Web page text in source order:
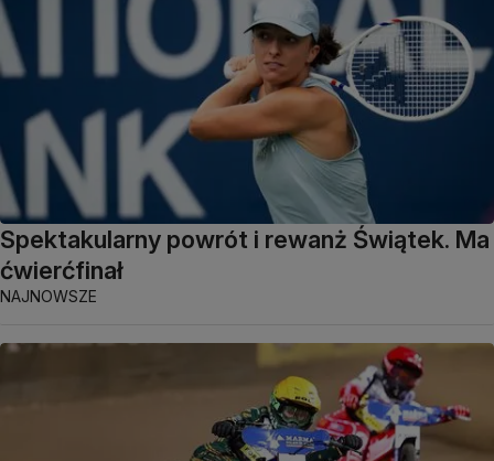
Spektakularny powrót i rewanż Świątek. Ma
ćwierćfinał
NAJNOWSZE